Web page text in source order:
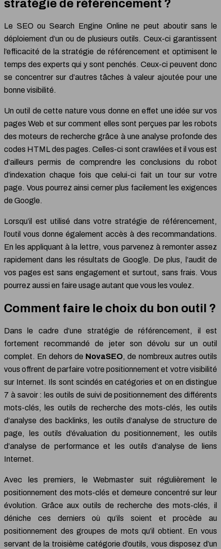
stratégie de référencement ?
Le SEO ou Search Engine Online ne peut aboutir sans le
déploiement d’un ou de plusieurs outils. Ceux-ci garantissent
l’efficacité de la stratégie de référencement et optimisent le
temps des experts qui y sont penchés. Ceux-ci peuvent donc
se concentrer sur d’autres tâches à valeur ajoutée pour une
bonne visibilité.
Un outil de cette nature vous donne en effet une idée sur vos
pages Web et sur comment elles sont perçues par les robots
des moteurs de recherche grâce à une analyse profonde des
codes HTML des pages. Celles-ci sont crawlées et il vous est
d’ailleurs permis de comprendre les conclusions du robot
d’indexation chaque fois que celui-ci fait un tour sur votre
page. Vous pourrez ainsi cerner plus facilement les exigences
de Google.
Lorsqu’il est utilisé dans votre stratégie de référencement,
l’outil vous donne également accès à des recommandations.
En les appliquant à la lettre, vous parvenez à remonter assez
rapidement dans les résultats de Google. De plus, l’audit de
vos pages est sans engagement et surtout, sans frais. Vous
pourrez aussi en faire usage autant que vous les voulez.
Comment faire le choix du bon outil ?
Dans le cadre d’une stratégie de référencement, il est
fortement recommandé de jeter son dévolu sur un outil
complet. En dehors de NovaSEO, de nombreux autres outils
vous offrent de parfaire votre positionnement et votre visibilité
sur Internet. Ils sont scindés en catégories et on en distingue
7 à savoir : les outils de suivi de positionnement des différents
mots-clés, les outils de recherche des mots-clés, les outils
d’analyse des backlinks, les outils d’analyse de structure de
page, les outils d’évaluation du positionnement, les outils
d’analyse de performance et les outils d’analyse de liens
Internet.
Avec les premiers, le Webmaster suit régulièrement le
positionnement des mots-clés et demeure concentré sur leur
évolution. Grâce aux outils de recherche des mots-clés, il
déniche ces derniers où qu’ils soient et procède au
positionnement des groupes de mots qu’il obtient. En vous
servant de la troisième catégorie d’outils, vous disposez d’un